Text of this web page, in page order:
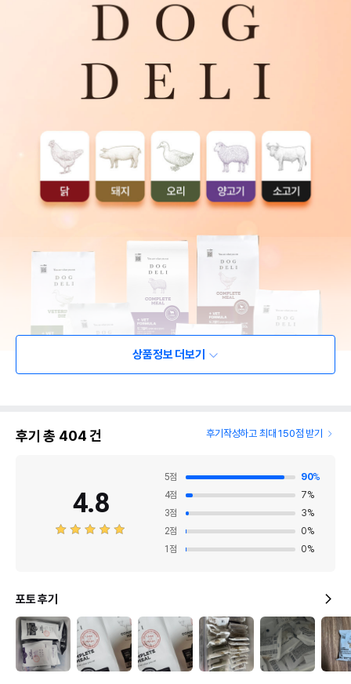
상품정보 더보기
후기 총 404건 후기작성하고 최대 150점 받기
4.8
5점 90%
4점 7%
3점 3%
2점 0%
1 점 0%
포토 후기